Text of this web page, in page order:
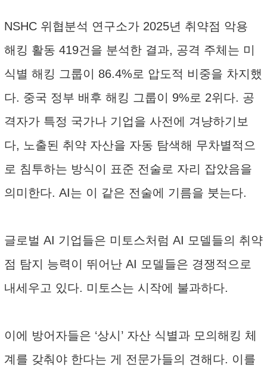
NSHC 위협분석 연구소가 2025년 취약점 악용
해킹 활동 419건을 분석한 결과, 공격 주체는 미
식별 해킹 그룹이 86.4%로 압도적 비중을 차지했
다. 중국 정부 배후 해킹 그룹이 9%로 2위다. 공
격자가 특정 국가나 기업을 사전에 겨냥하기보
다, 노출된 취약 자산을 자동 탐색해 무차별적으
로 침투하는 방식이 표준 전술로 자리 잡았음을
의미한다. AI는 이 같은 전술에 기름을 붓는다.
글로벌 AI 기업들은 미토스처럼 AI 모델들의 취약
점 탐지 능력이 뛰어난 AI 모델들은 경쟁적으로
내세우고 있다. 미토스는 시작에 불과하다.
이에 방어자들은 ‘상시’ 자산 식별과 모의해킹 체
계를 갖춰야 한다는 게 전문가들의 견해다. 이를